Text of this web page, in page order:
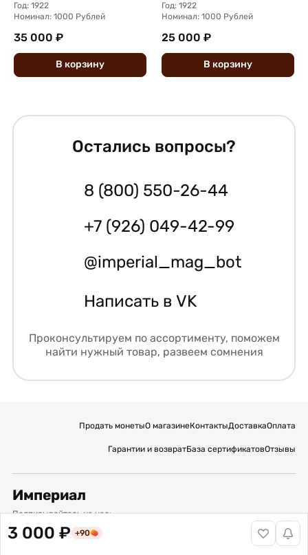
3 000 ₽ +90
Год: 1922
Номинал: 1000 Рублей
35 000 ₽
В корзину
Год: 1922
Номинал: 1000 Рублей
25 000 ₽
В корзину
Остались вопросы?
8 (800) 550-26-44
+7 (926) 049-42-99
@imperial_mag_bot
Написать в VK
Проконсультируем по ассортименту, поможем
найти нужный товар, развеем сомнения
Продать монетыО магазинеКонтактыДоставкаОплата
Гарантии и возвратБаза сертификатовОтзывы
Империал
Подписывайтесь на нас:
Вакансии